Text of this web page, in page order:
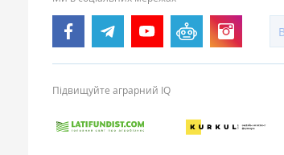
Підвищуйте аграрний IQ